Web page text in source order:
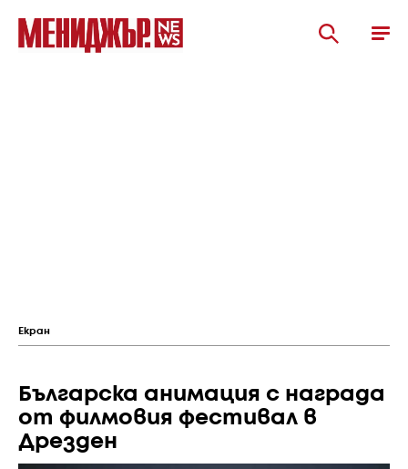
Екран
Българска анимация с награда
от филмовия фестивал в
Дрезден